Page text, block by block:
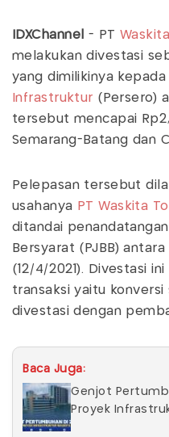
IDXChannel - PT
melakukan divestasi
yang dimilikinya kepada
Infrastruktur (Persero)
tersebut mencapai
Semarang-Batang dan
Pelepasan tersebut
usahanya PT Waskita
ditandai
Bersyarat (PJBB)
(12/4/2021). Divestasi
transaksi yaitu
divestasi dengan
Baca Juga:
Genjot
Proyek